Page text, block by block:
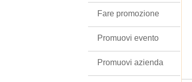
Fare promozione
Promuovi evento
Promuovi azienda